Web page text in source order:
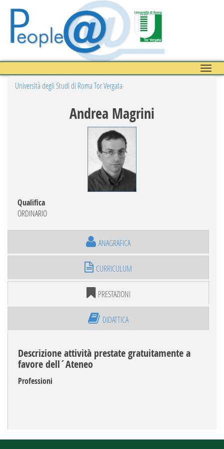
Toggle
Università degli Studi di Roma Tor Vergata
Andrea Magrini
Qualifica
ORDINARIO
ANAGRAFICA
CURRICULUM
PRESTAZIONI
DIDATTICA
Descrizione attività prestate gratuitamente a
favore dell´Ateneo
Professioni